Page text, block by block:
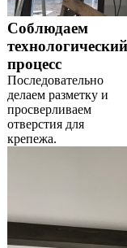
Соблюдаем
технологический
процесс
Последовательно
делаем разметку и
просверливаем
отверстия для
крепежа.